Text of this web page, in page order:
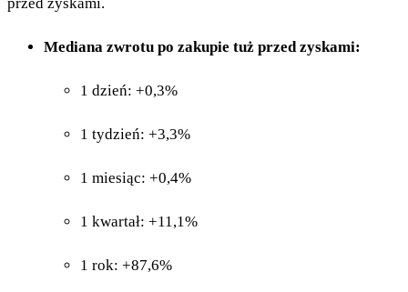
Mediana zwrotu po zakupie tuż przed zyskami:
1 dzień: +0,3%
1 tydzień: +3,3%
1 miesiąc: +0,4%
1 kwartał: +11,1%
1 rok: +87,6%